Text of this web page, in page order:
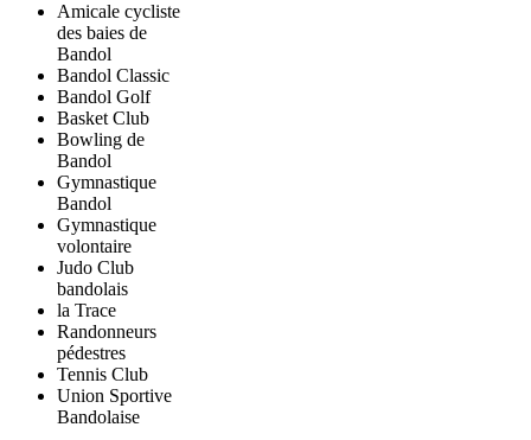
Amicale cycliste
des baies de
Bandol
Bandol Classic
Bandol Golf
Basket Club
Bowling de
Bandol
Gymnastique
Bandol
Gymnastique
volontaire
Judo Club
bandolais
la Trace
Randonneurs
pédestres
Tennis Club
Union Sportive
Bandolaise